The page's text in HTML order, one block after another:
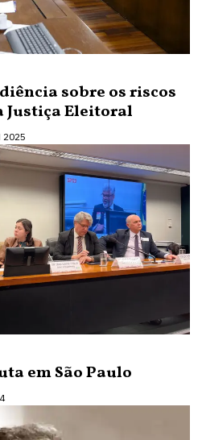
sobre os riscos
Justiça Eleitoral
2025
em São Paulo